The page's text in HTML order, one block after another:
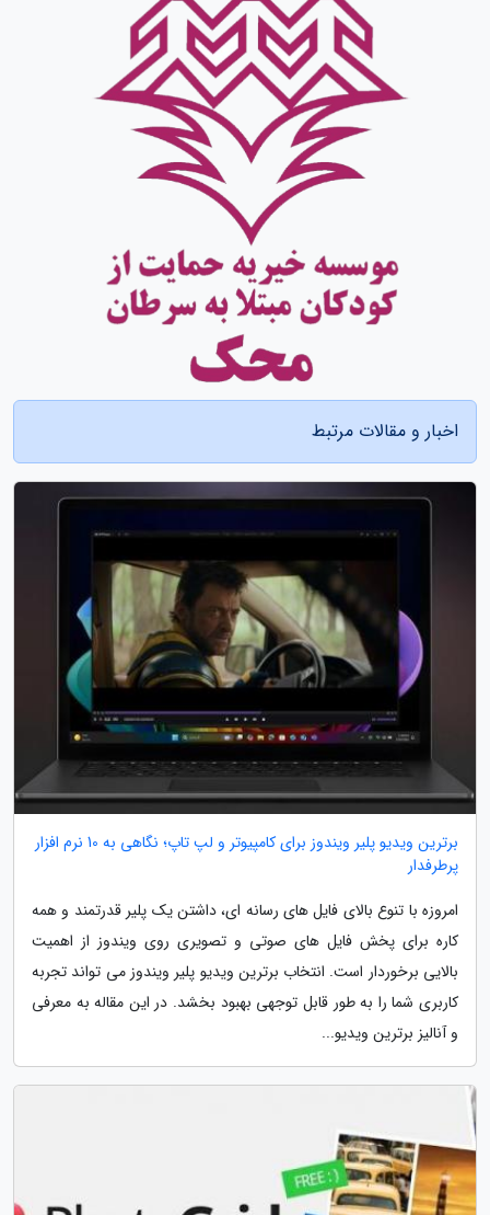
اخبار و مقالات مرتبط
برترین ویدیو پلیر ویندوز برای کامپیوتر و لپ تاپ؛ نگاهی به 10 نرم افزار
پرطرفدار
امروزه با تنوع بالای فایل های رسانه ای، داشتن یک پلیر قدرتمند و همه
کاره برای پخش فایل های صوتی و تصویری روی ویندوز از اهمیت
بالایی برخوردار است. انتخاب برترین ویدیو پلیر ویندوز می تواند تجربه
کاربری شما را به طور قابل توجهی بهبود بخشد. در این مقاله به معرفی
و آنالیز برترین ویدیو...